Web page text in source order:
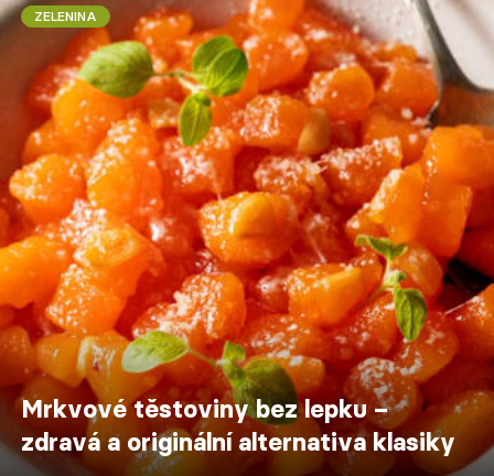
ZELENINA
Mrkvové těstoviny bez lepku –
zdravá a originální alternativa klasiky